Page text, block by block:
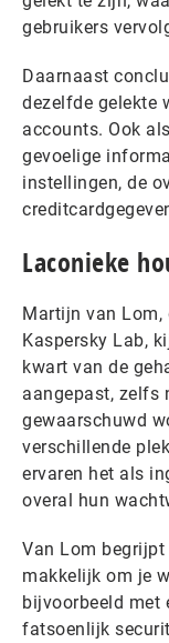
gebruikers
Daarnaast
dezelfde gelekte
accounts. Ook
gevoelige
instellingen, de
Laconieke
Martijn van Lom,
Kaspersky Lab,
kwart van de
aangepast, zelfs
gewaarschuwd
verschillende
ervaren het als
overal hun
Van Lom begrijpt
makkelijk om je
bijvoorbeeld met
fatsoenlijk